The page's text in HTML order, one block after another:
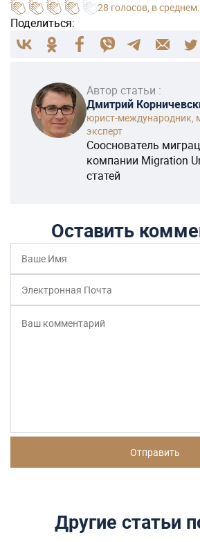
28 голосов, в среднем:
Поделиться:
Автор статьи :
Дмитрий
юрист-международник,
эксперт
Сооснователь
компании Migration
статей
Оставить
Другие статьи